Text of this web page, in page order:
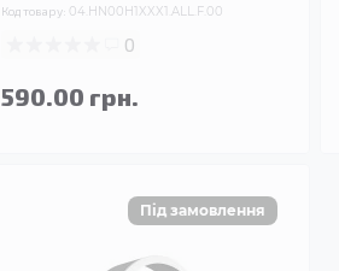
Код товару: 04.HN00H1XXX1.ALL.F.00
0
590.00 грн.